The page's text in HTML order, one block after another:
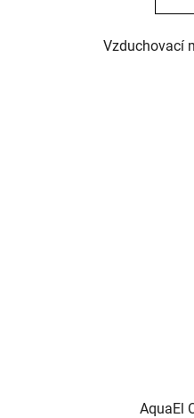
Vzduchovací
AquaEl